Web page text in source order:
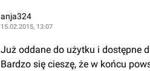
anja324
15.02.2015, 13:07
Już oddane do użytku i dostępne
Bardzo się cieszę, że w końcu